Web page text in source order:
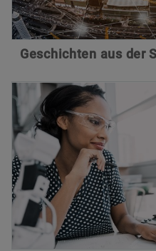
Geschichten aus der